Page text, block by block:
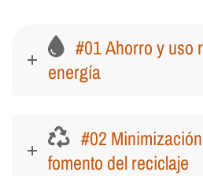
#01 Ahorro y uso
energía
#02
fomento del reciclaje